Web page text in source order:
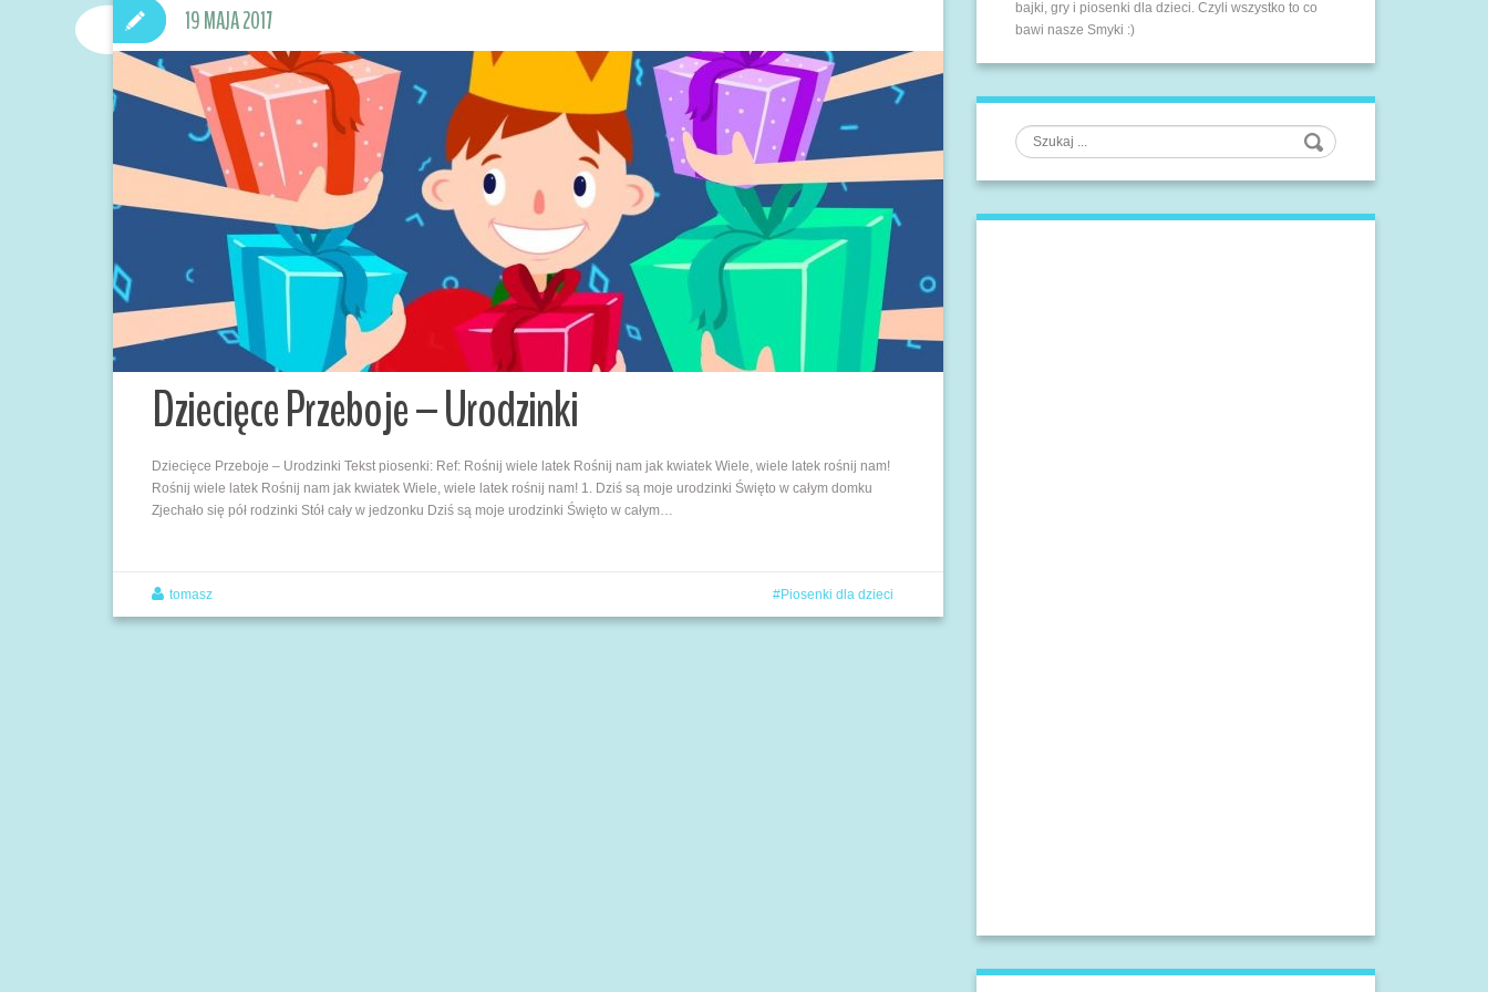
Dziecięce Przeboje – Urodzinki
Dziecięce Przeboje – Urodzinki Tekst piosenki: Ref: Rośnij wiele latek Rośnij nam jak kwiatek Wiele, wiele latek rośnij nam!
Rośnij wiele latek Rośnij nam jak kwiatek Wiele, wiele latek rośnij nam! 1. Dziś są moje urodzinki Święto w całym domku
Zjechało się pół rodzinki Stół cały w jedzonku Dziś są moje urodzinki Święto w całym…
19 MAJA 2017
Piosenki dla dzieci
tomasz
bajki, gry i piosenki dla dzieci. Czyli wszystko to co
bawi nasze Smyki :)
Szukaj